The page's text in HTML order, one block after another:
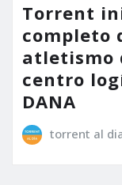
Torrent
completo
atletismo
centro
DANA
torrent al